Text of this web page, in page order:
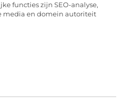
functies zijn SEO-analyse,
media en domein autoriteit